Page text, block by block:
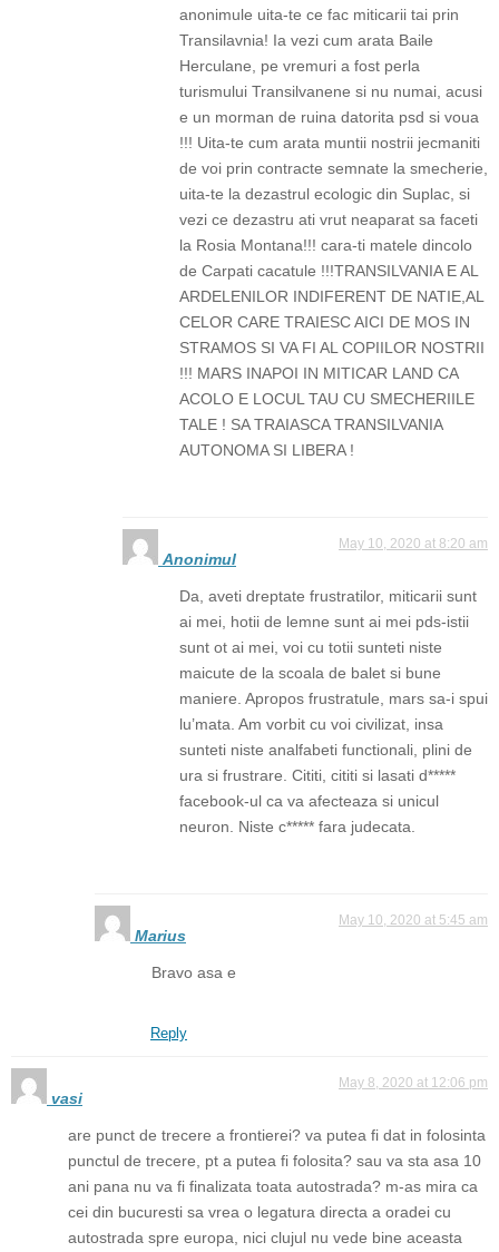
anonimule uita-te ce fac miticarii tai prin
Transilavnia! Ia vezi cum arata Baile
Herculane, pe vremuri a fost perla
turismului Transilvanene si nu numai, acusi
e un morman de ruina datorita psd si voua
!!! Uita-te cum arata muntii nostrii jecmaniti
de voi prin contracte semnate la smecherie,
uita-te la dezastrul ecologic din Suplac, si
vezi ce dezastru ati vrut neaparat sa faceti
la Rosia Montana!!! cara-ti matele dincolo
de Carpati cacatule !!!TRANSILVANIA E AL
ARDELENILOR INDIFERENT DE NATIE,AL
CELOR CARE TRAIESC AICI DE MOS IN
STRAMOS SI VA FI AL COPIILOR NOSTRII
!!! MARS INAPOI IN MITICAR LAND CA
ACOLO E LOCUL TAU CU SMECHERIILE
TALE ! SA TRAIASCA TRANSILVANIA
AUTONOMA SI LIBERA !
Anonimul
May 10, 2020 at 8:20 am
Da, aveti dreptate frustratilor, miticarii sunt
ai mei, hotii de lemne sunt ai mei pds-istii
sunt ot ai mei, voi cu totii sunteti niste
maicute de la scoala de balet si bune
maniere. Apropos frustratule, mars sa-i spui
lu’mata. Am vorbit cu voi civilizat, insa
sunteti niste analfabeti functionali, plini de
ura si frustrare. Cititi, cititi si lasati d*****
facebook-ul ca va afecteaza si unicul
neuron. Niste c***** fara judecata.
Marius
May 10, 2020 at 5:45 am
Bravo asa e
Reply
vasi
May 8, 2020 at 12:06 pm
are punct de trecere a frontierei? va putea fi dat in folosinta
punctul de trecere, pt a putea fi folosita? sau va sta asa 10
ani pana nu va fi finalizata toata autostrada? m-as mira ca
cei din bucuresti sa vrea o legatura directa a oradei cu
autostrada spre europa, nici clujul nu vede bine aceasta